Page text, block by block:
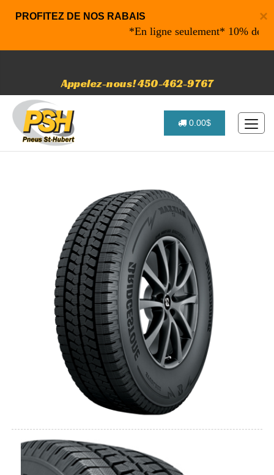
×
PROFITEZ DE NOS RABAIS
*En ligne seulement* 10% de
Appelez-nous! 450-462-9767
0.00$